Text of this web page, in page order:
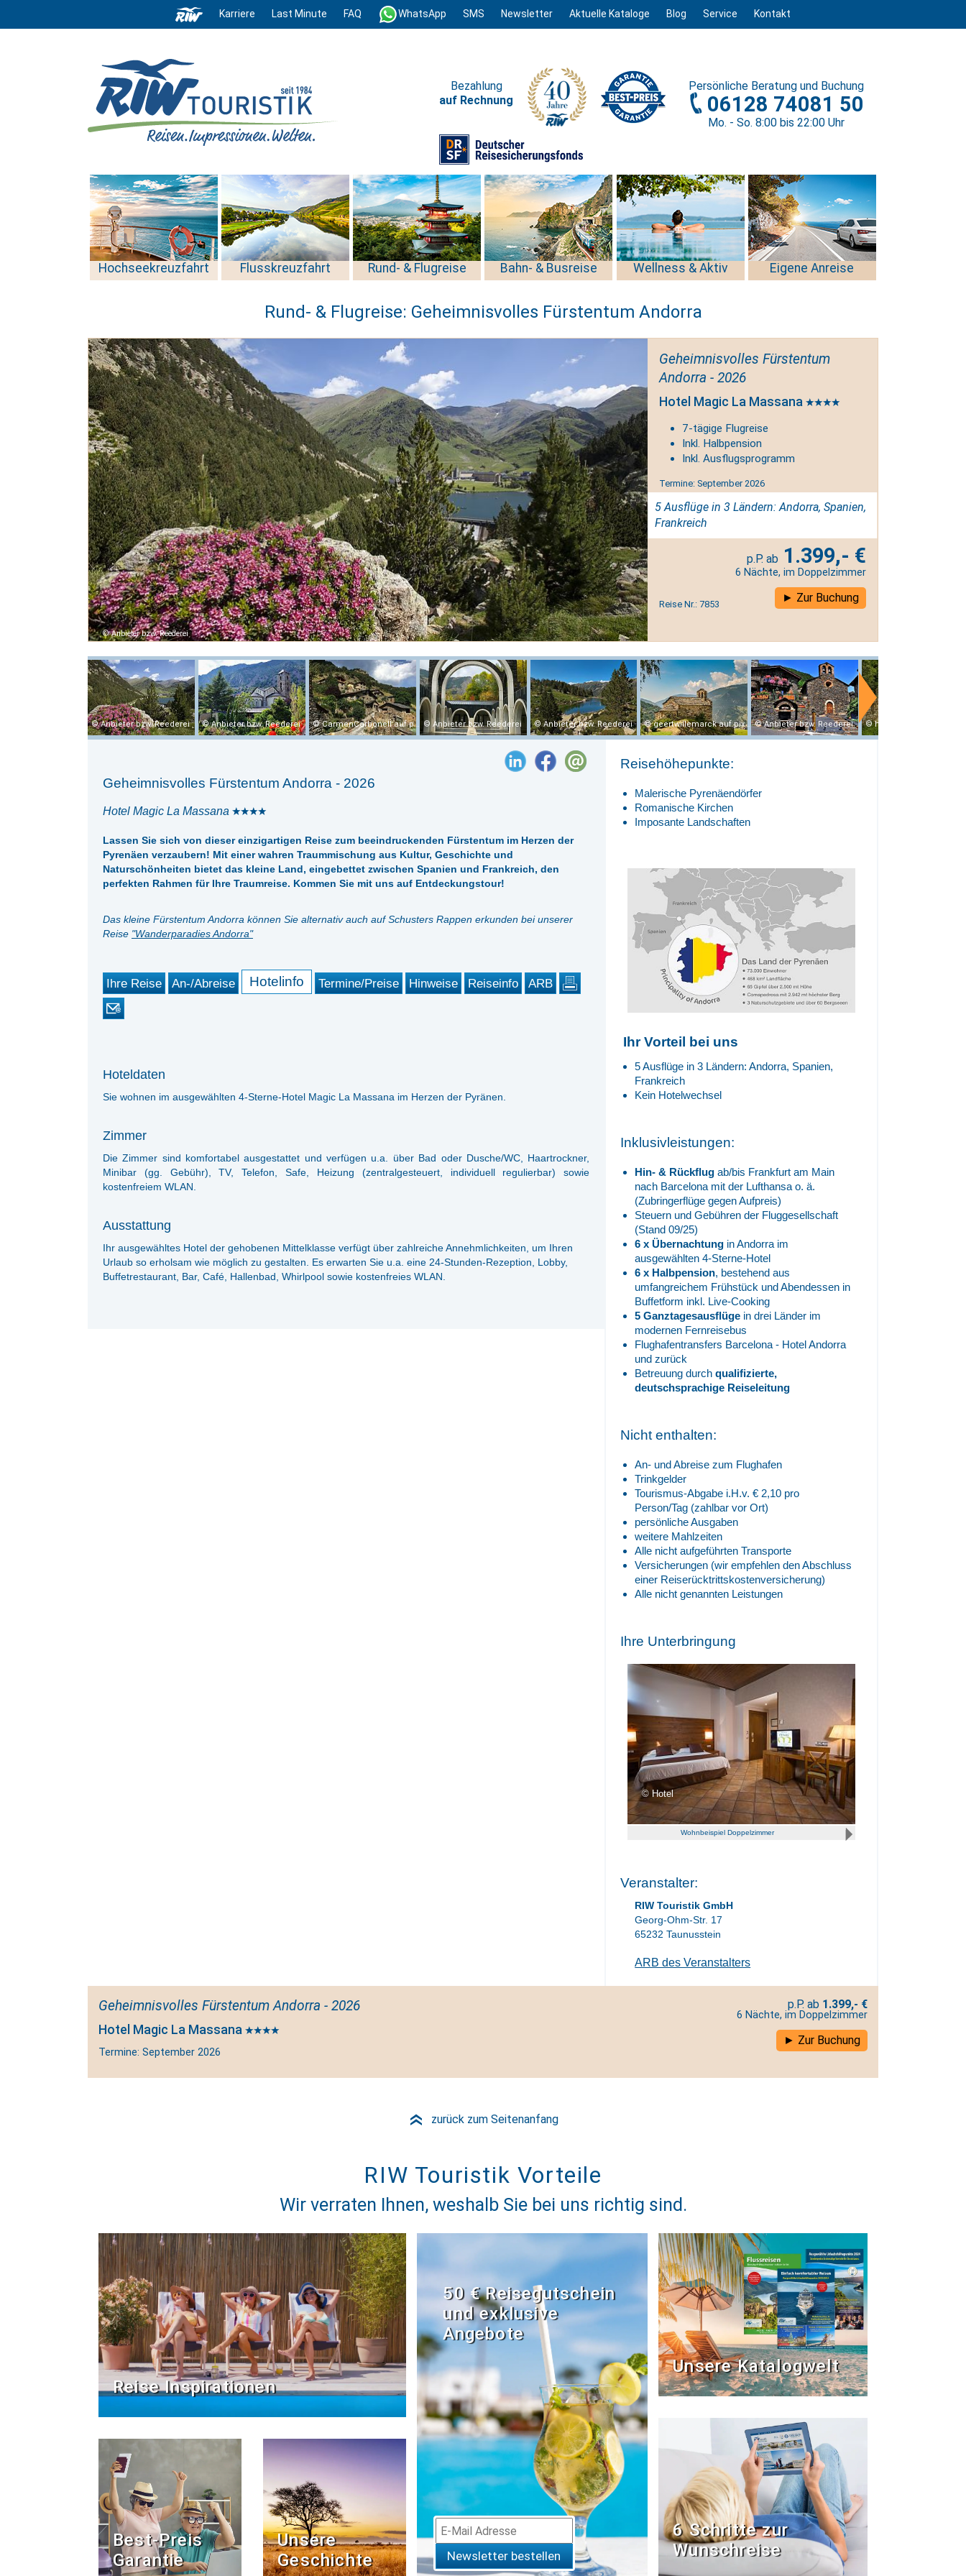
Karriere Last Minute FAQ WhatsApp SMS Newsletter Aktuelle Kataloge Blog Service Kontakt
Persönliche Beratung und Buchung
06128 74081 50
Mo. - So. 8:00 bis 22:00 Uhr
Bezahlung
auf Rechnung
Hochseekreuzfahrt Flusskreuzfahrt Rund- & Flugreise Bahn- & Busreise Wellness & Aktiv Eigene Anreise
Rund- & Flugreise: Geheimnisvolles Fürstentum Andorra
Anbieter bzw. Reederei
Geheimnisvolles Fürstentum
Andorra - 2026
Hotel Magic La Massana
7-tägige Flugreise
Inkl. Halbpension
Inkl. Ausflugsprogramm
Termine: September 2026
5 Ausflüge in 3 Ländern: Andorra, Spanien,
Frankreich
1.399,- €
6 Nächte, im Doppelzimmer
Reise Nr.: 7853 Zur Buchung
Anbieter bzw. Reederei Anbieter bzw. Reederei CarmenCarbonell auf pixabay Anbieter bzw. Reederei Anbieter bzw. Reederei geertwillemarck auf pixabay Anbieter bzw. Reederei herb1979 auf pixabay
Geheimnisvolles Fürstentum Andorra - 2026
Hotel Magic La Massana
Lassen Sie sich von dieser einzigartigen Reise zum beeindruckenden Fürstentum im Herzen der
Pyrenäen verzaubern! Mit einer wahren Traummischung aus Kultur, Geschichte und
Naturschönheiten bietet das kleine Land, eingebettet zwischen Spanien und Frankreich, den
perfekten Rahmen für Ihre Traumreise. Kommen Sie mit uns auf Entdeckungstour!
Das kleine Fürstentum Andorra können Sie alternativ auch auf Schusters Rappen erkunden bei unserer
Reise "Wanderparadies Andorra"
Ihre Reise An-/Abreise Hotelinfo Termine/Preise Hinweise Reiseinfo ARB
Hoteldaten
Sie wohnen im ausgewählten 4-Sterne-Hotel Magic La Massana im Herzen der Pyränen.
Zimmer
Die Zimmer sind komfortabel ausgestattet und verfügen u.a. über Bad oder Dusche/WC, Haartrockner,
Minibar (gg. Gebühr), TV, Telefon, Safe, Heizung (zentralgesteuert, individuell regulierbar) sowie
kostenfreiem WLAN.
Ausstattung
Ihr ausgewähltes Hotel der gehobenen Mittelklasse verfügt über zahlreiche Annehmlichkeiten, um Ihren
Urlaub so erholsam wie möglich zu gestalten. Es erwarten Sie u.a. eine 24-Stunden-Rezeption, Lobby,
Buffetrestaurant, Bar, Café, Hallenbad, Whirlpool sowie kostenfreies WLAN.
Reisehöhepunkte:
Malerische Pyrenäendörfer
Romanische Kirchen
Imposante Landschaften
Ihr Vorteil bei uns
5 Ausflüge in 3 Ländern: Andorra, Spanien,
Frankreich
Kein Hotelwechsel
Inklusivleistungen:
Hin- & Rückflug ab/bis Frankfurt am Main
nach Barcelona mit der Lufthansa o. ä.
(Zubringerflüge gegen Aufpreis)
Steuern und Gebühren der Fluggesellschaft
(Stand 09/25)
6 x Übernachtung in Andorra im
ausgewählten 4-Sterne-Hotel
6 x Halbpension, bestehend aus
umfangreichem Frühstück und Abendessen in
Buffetform inkl. Live-Cooking
5 Ganztagesausflüge in drei Länder im
modernen Fernreisebus
Flughafentransfers Barcelona - Hotel Andorra
und zurück
Betreuung durchqualifizierte,
deutschsprachige Reiseleitung
Nicht enthalten:
An- und Abreise zum Flughafen
Trinkgelder
Tourismus-Abgabe i.H.v. € 2,10 pro
Person/Tag (zahlbar vor Ort)
persönliche Ausgaben
weitere Mahlzeiten
Alle nicht aufgeführten Transporte
Versicherungen (wir empfehlen den Abschluss
einer Reiserücktrittskostenversicherung)
Alle nicht genannten Leistungen
Ihre Unterbringung
Hotel
Wohnbeispiel Doppelzimmer
Veranstalter:
RIW Touristik GmbH
Georg-Ohm-Str. 17
65232 Taunusstein
ARB des Veranstalters
Geheimnisvolles Fürstentum Andorra - 2026
Hotel Magic La Massana
Termine: September 2026
1.399,- €
6 Nächte, im Doppelzimmer
Zur Buchung
» zurück zum Seitenanfang
RIW Touristik Vorteile
Wir verraten Ihnen, weshalb Sie bei uns richtig sind.
Reise Inspirationen
Best-Preis
Garantie
Unsere
Geschichte
50 € Reisegutschein
und exklusive
Angebote
Newsletter bestellen
Unsere Katalogwelt
6 Schritte zur
Wunschreise